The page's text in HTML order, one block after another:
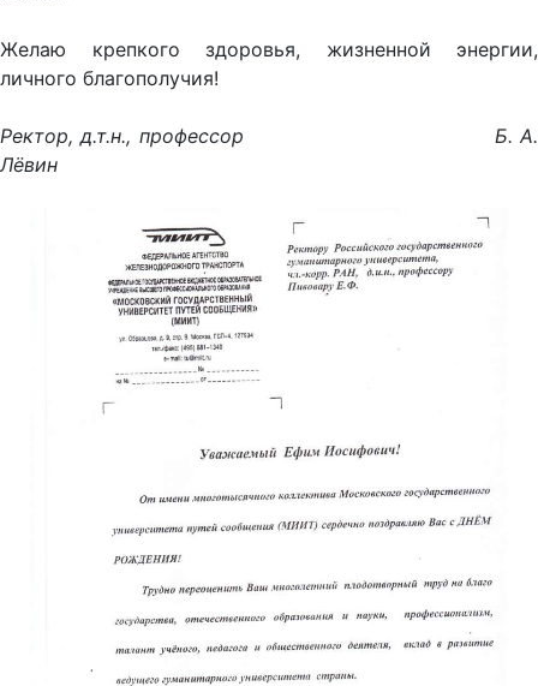
Желаю крепкого здоровья, жизненной энергии,
личного благополучия!
Ректор, д.т.н., профессор
Б. А.
Лёвин